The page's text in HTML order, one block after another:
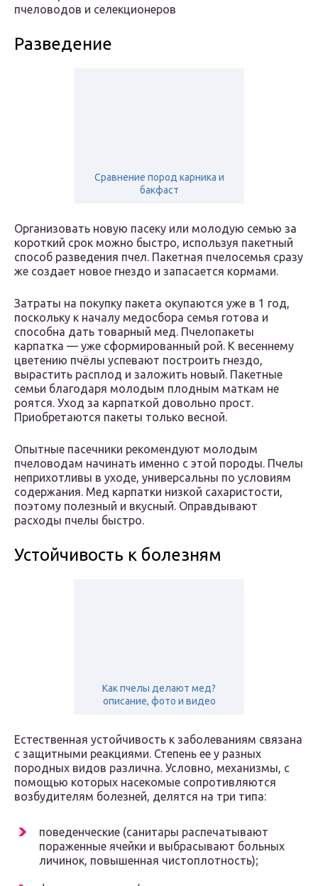
пчеловодов и селекционеров
Разведение
Сравнение пород карника и
бакфаст
Организовать новую пасеку или молодую семью за
короткий срок можно быстро, используя пакетный
способ разведения пчел. Пакетная пчелосемья сразу
же создает новое гнездо и запасается кормами.
Затраты на покупку пакета окупаются уже в 1 год,
поскольку к началу медосбора семья готова и
способна дать товарный мед. Пчелопакеты
карпатка — уже сформированный рой. К весеннему
цветению пчёлы успевают построить гнездо,
вырастить расплод и заложить новый. Пакетные
семьи благодаря молодым плодным маткам не
роятся. Уход за карпаткой довольно прост.
Приобретаются пакеты только весной.
Опытные пасечники рекомендуют молодым
пчеловодам начинать именно с этой породы. Пчелы
неприхотливы в уходе, универсальны по условиям
содержания. Мед карпатки низкой сахаристости,
поэтому полезный и вкусный. Оправдывают
расходы пчелы быстро.
Устойчивость к болезням
Как пчелы делают мед?
описание, фото и видео
Естественная устойчивость к заболеваниям связана
с защитными реакциями. Степень ее у разных
породных видов различна. Условно, механизмы, с
помощью которых насекомые сопротивляются
возбудителям болезней, делятся на три типа:
поведенческие (санитары распечатывают
пораженные ячейки и выбрасывают больных
личинок, повышенная чистоплотность);